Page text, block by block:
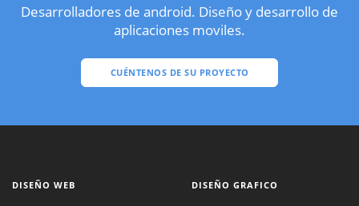
Desarrolladores de android. Diseño y desarrollo de
aplicaciones moviles.
CUÉNTENOS DE SU PROYECTO
DISEÑO WEB DISEÑO GRAFICO